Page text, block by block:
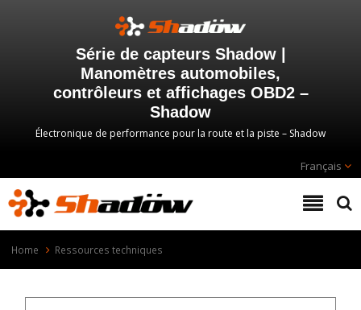
Série de capteurs Shadow |
Manomètres automobiles,
contrôleurs et affichages OBD2 –
Shadow
Électronique de performance pour la route et la piste – Shadow
Français
Home Ressources techniques